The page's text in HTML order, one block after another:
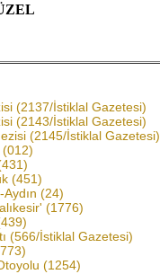
(2137/İstiklal Gazetesi)
(2143/İstiklal Gazetesi)
(2145/İstiklal Gazetesi)
(012)
(451)
(24)
(1776)
(566/İstiklal Gazetesi)
(1254)